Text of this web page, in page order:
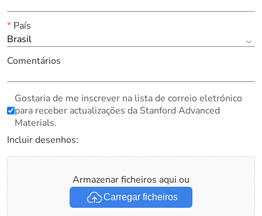
*País
Brasil
Comentários
Gostaria de me inscrever na lista de correio eletrónico
para receber actualizações da Stanford Advanced
Materials.
Incluir desenhos:
Armazenar ficheiros aqui ou
Carregar ficheiros